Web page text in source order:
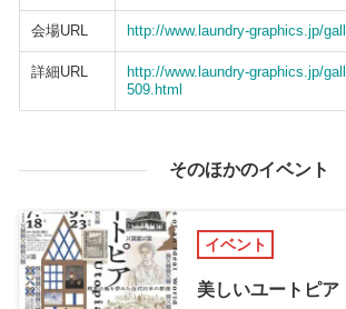
会場URL http://www.laundry-graphics.jp/
詳細URL
http://www.laundry-graphics.jp/
509.html
そのほかのイベント
イベント
美しいユートピア